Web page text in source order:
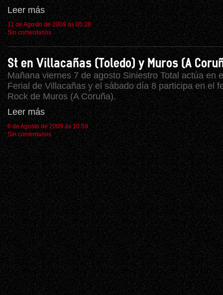
Leer más
11 de Agosto de 2009 ás 05:28
Sin comentarios
St en Villacañas (Toledo) y Muros (A
Mañana viernes 7 de agosto Siniestro Total actúa en
Ferial de Villacañas y el sábado día 8 participa en el
Rock de Muros (A Coruña).
Leer más
6 de Agosto de 2009 ás 10:59
Sin comentarios